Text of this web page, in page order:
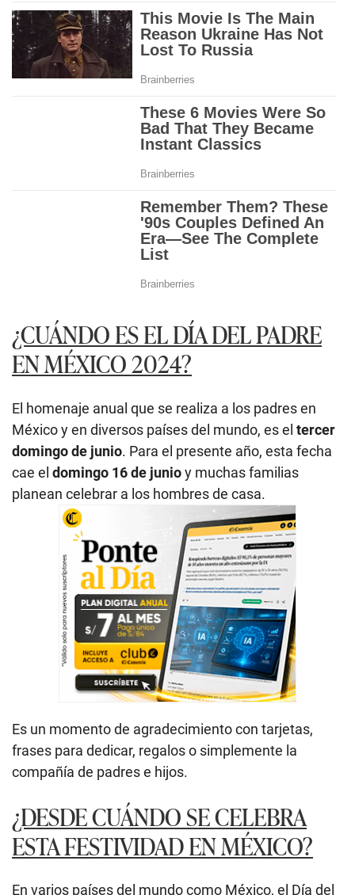
¿CUÁNDO ES EL DÍA DEL PADRE
EN MÉXICO 2024?
El homenaje anual que se realiza a los padres en
México y en diversos países del mundo, es el tercer
domingo de junio. Para el presente año, esta fecha
cae el domingo 16 de junioy muchas familias
planean celebrar a los hombres de casa.
Es un momento de agradecimiento con tarjetas,
frases para dedicar, regalos o simplemente la
compañía de padres e hijos.
¿DESDE CUÁNDO SE CELEBRA
ESTA FESTIVIDAD EN MÉXICO?
En varios países del mundo como México, el Día del